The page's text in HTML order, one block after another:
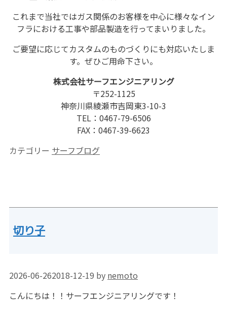
これまで当社ではガス関係のお客様を中心に様々なイン
フラにおける工事や部品製造を行ってまいりました。
ご要望に応じてカスタムのものづくりにも対応いたしま
す。ぜひご用命下さい。
株式会社サーフエンジニアリング
〒252-1125
神奈川県綾瀬市吉岡東3-10-3
TEL：0467-79-6506
FAX：0467-39-6623
カテゴリー サーフブログ
切り子
2026-06-262018-12-19 by nemoto
こんにちは！！サーフエンジニアリングです！